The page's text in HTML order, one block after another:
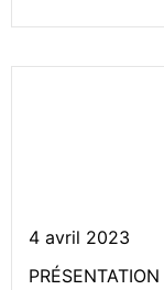
4 avril 2023